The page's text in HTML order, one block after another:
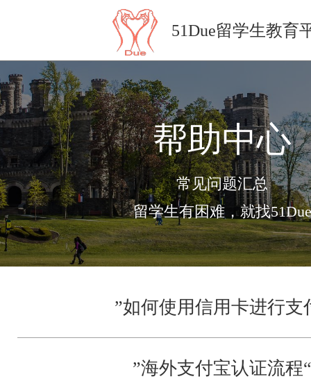
51Due留学生教育
帮助中心
常见问题汇总
留学生有困难，就找51Due
”如何使用信用卡进行支
”海外支付宝认证流程“